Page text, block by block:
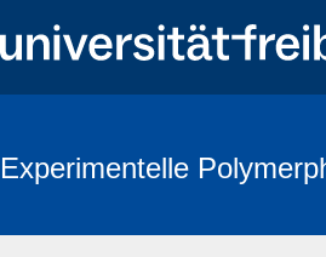
Experimentelle